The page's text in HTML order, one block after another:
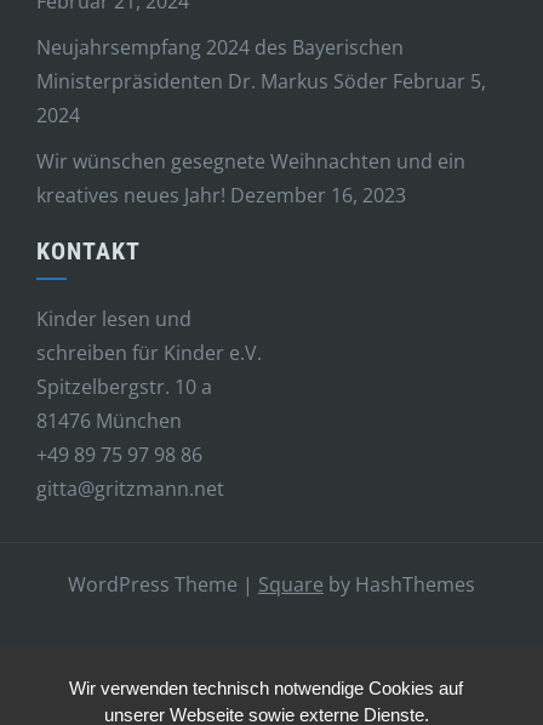
Neujahrsempfang 2024 des Bayerischen
Ministerpräsidenten Dr. Markus Söder Februar 5,
2024
Wir wünschen gesegnete Weihnachten und ein
kreatives neues Jahr! Dezember 16, 2023
KONTAKT
Kinder lesen und
schreiben für Kinder e.V.
Spitzelbergstr. 10 a
81476 München
+49 89 75 97 98 86
gitta@gritzmann.net
WordPress Theme | Square by HashThemes
Wir verwenden technisch notwendige Cookies auf
unserer Webseite sowie externe Dienste.